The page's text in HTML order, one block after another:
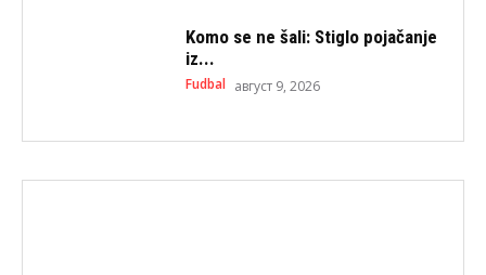
Komo se ne šali: Stiglo pojačanje
iz...
Fudbal август 9, 2026